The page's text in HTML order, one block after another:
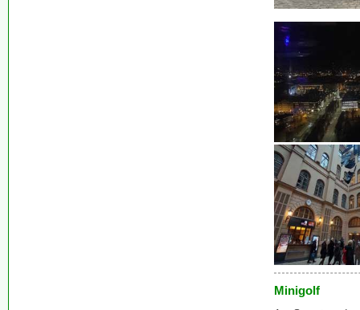
Minigolf